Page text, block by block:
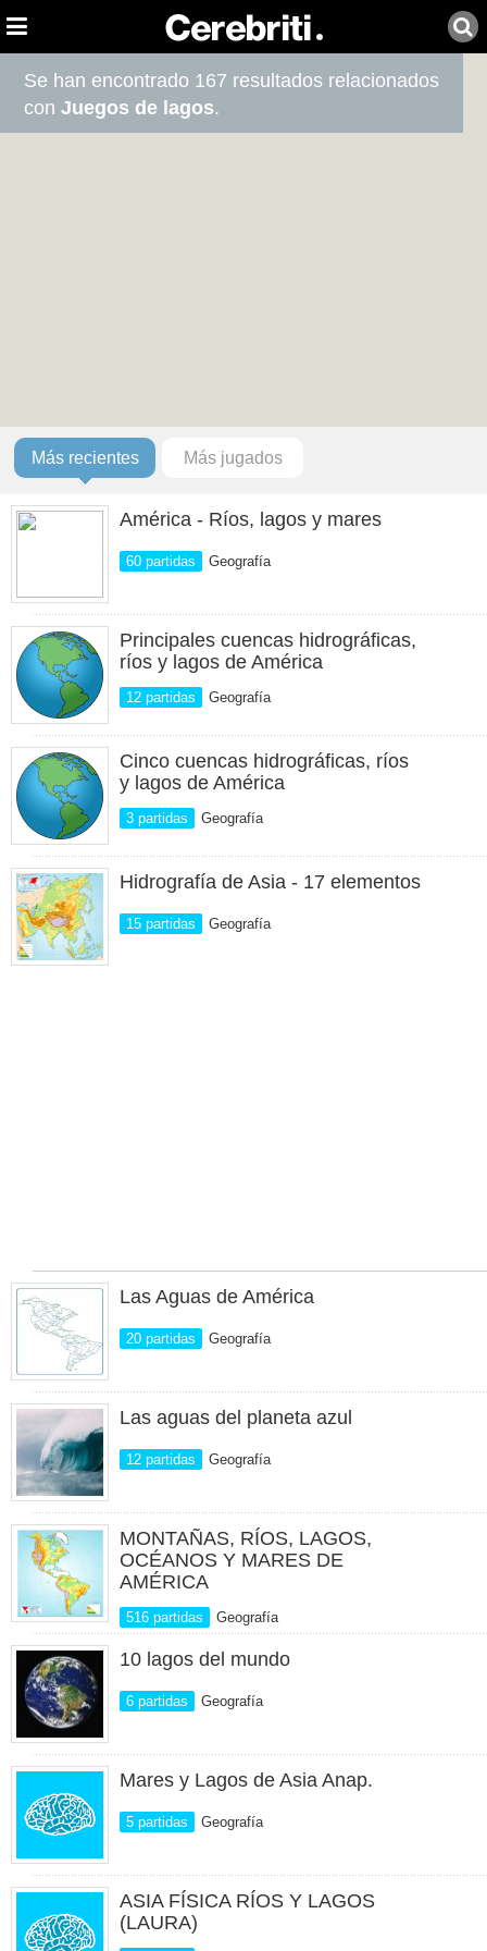
Se han encontrado 167 resultados relacionados
conJuegos de lagos.
Más recientes Más jugados
América - Ríos, lagos y mares
60 partidas Geografía
Principales cuencas hidrográficas,
ríos y lagos de América
12 partidas Geografía
Cinco cuencas hidrográficas, ríos
y lagos de América
3 partidas Geografía
Hidrografía de Asia - 17 elementos
15 partidas Geografía
Las Aguas de América
20 partidas Geografía
Las aguas del planeta azul
12 partidas Geografía
MONTAÑAS, RÍOS, LAGOS,
OCÉANOS Y MARES DE
AMÉRICA
516 partidas Geografía
10 lagos del mundo
6 partidas Geografía
Mares y Lagos de Asia Anap.
5 partidas Geografía
ASIA FÍSICA RÍOS Y LAGOS
(LAURA)